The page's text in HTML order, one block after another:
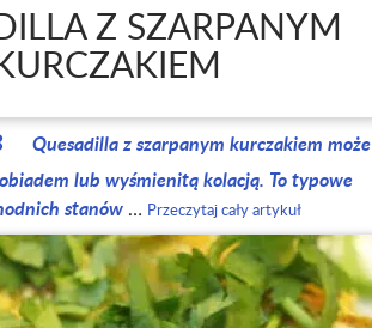
Z SZARPANYM
Quesadilla z szarpanym kurczakiem może
lub wyśmienitą kolacją. To typowe
stanów … Przeczytaj cały artykuł